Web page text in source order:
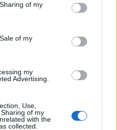
behaviour. You may click to
and its third-party tags to
purposes in below Google
of my
of my
my
Advertising.
Use,
of my
with the
collected.